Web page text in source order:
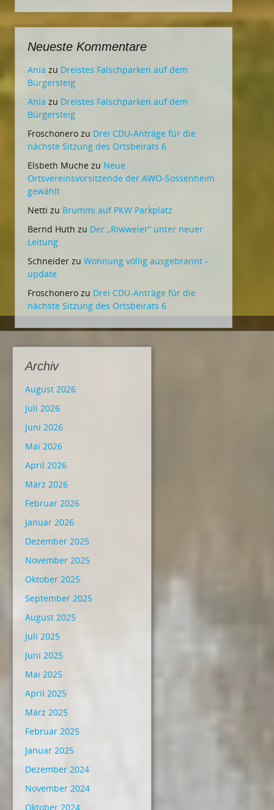
Neueste Kommentare
Ania zu Dreistes Falschparken auf dem
Bürgersteig
Ania zu Dreistes Falschparken auf dem
Bürgersteig
Froschonero zu Drei CDU-Anträge für die
nächste Sitzung des Ortsbeirats 6
Elsbeth Muche zu Neue
Ortsvereinsvorsitzende der AWO-Sossenheim
gewählt
Netti zu Brummi auf PKW Parkplatz
Bernd Huth zu Der „Riwweler“ unter neuer
Leitung
Schneider zu Wohnung völlig ausgebrannt –
update
Froschonero zu Drei CDU-Anträge für die
nächste Sitzung des Ortsbeirats 6
Archiv
August 2026
Juli 2026
Juni 2026
Mai 2026
April 2026
März 2026
Februar 2026
Januar 2026
Dezember 2025
November 2025
Oktober 2025
September 2025
August 2025
Juli 2025
Juni 2025
Mai 2025
April 2025
März 2025
Februar 2025
Januar 2025
Dezember 2024
November 2024
Oktober 2024